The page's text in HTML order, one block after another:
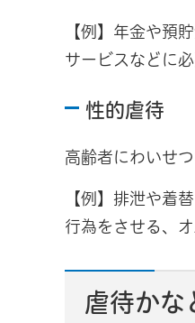
【例】年金や預
サービスなどに
性的虐待
高齢者にわいせ
【例】排泄や着
行為をさせる、
虐待かな